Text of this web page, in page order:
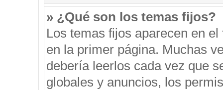
» ¿Qué son los temas fijos?
Los temas fijos aparecen en
en la primer página. Muchas
debería leerlos cada vez que
globales y anuncios, los